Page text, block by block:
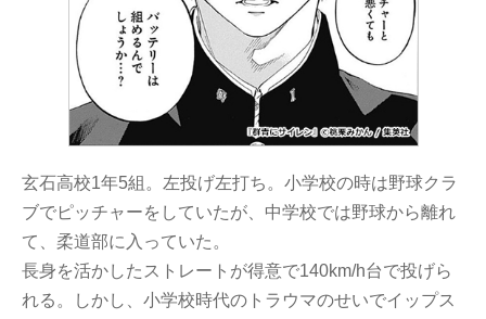
玄石高校1年5組。左投げ左打ち。小学校の時は野球クラ
ブでピッチャーをしていたが、中学校では野球から離れ
て、柔道部に入っていた。
長身を活かしたストレートが得意で140km/h台で投げら
れる。しかし、小学校時代のトラウマのせいでイップス